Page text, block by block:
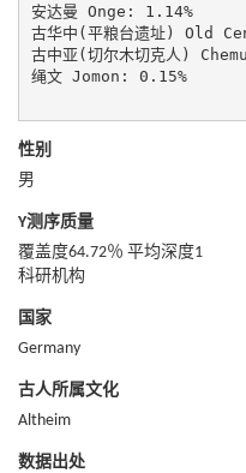
安达曼 Onge: 1.14%
古华中(平粮台遗址) Old
古中亚(切尔木切克人)
绳文 Jomon: 0.15%
性别
男
Y测序质量
覆盖度64.72％ 平均深度1
科研机构
国家
Germany
古人所属文化
Altheim
数据出处